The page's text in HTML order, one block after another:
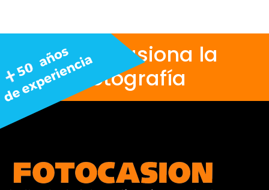
Nos apasiona la
fotografía